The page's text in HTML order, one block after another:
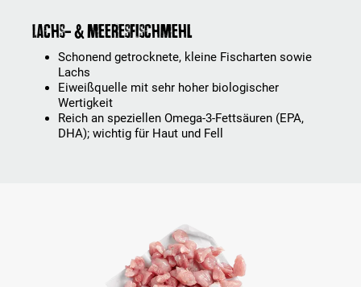
Lachs- & Meeresfischmehl
Schonend getrocknete, kleine Fischarten sowie
Lachs
Eiweißquelle mit sehr hoher biologischer
Wertigkeit
Reich an speziellen Omega-3-Fettsäuren (EPA,
DHA); wichtig für Haut und Fell